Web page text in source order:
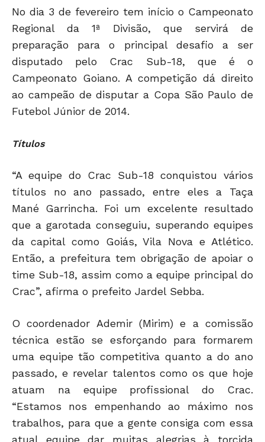
No dia 3 de fevereiro tem início o Campeonato
Regional da 1ª Divisão, que servirá de
preparação para o principal desafio a ser
disputado pelo Crac Sub-18, que é o
Campeonato Goiano. A competição dá direito
ao campeão de disputar a Copa São Paulo de
Futebol Júnior de 2014.
Títulos
“A equipe do Crac Sub-18 conquistou vários
títulos no ano passado, entre eles a Taça
Mané Garrincha. Foi um excelente resultado
que a garotada conseguiu, superando equipes
da capital como Goiás, Vila Nova e Atlético.
Então, a prefeitura tem obrigação de apoiar o
time Sub-18, assim como a equipe principal do
Crac”, afirma o prefeito Jardel Sebba.
O coordenador Ademir (Mirim) e a comissão
técnica estão se esforçando para formarem
uma equipe tão competitiva quanto a do ano
passado, e revelar talentos como os que hoje
atuam na equipe profissional do Crac.
“Estamos nos empenhando ao máximo nos
trabalhos, para que a gente consiga com essa